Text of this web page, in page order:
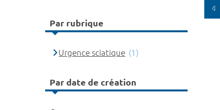
Par rubrique
Urgence sciatique (1)
Par date de création